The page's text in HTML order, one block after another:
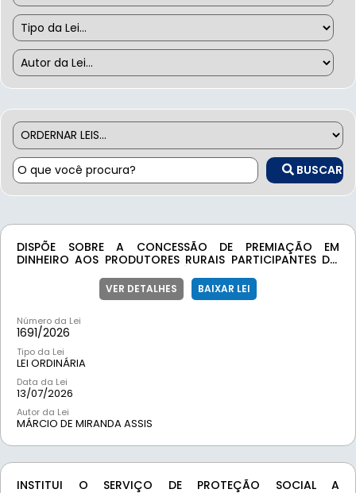
BUSCAR
DISPÕE SOBRE A CONCESSÃO DE PREMIAÇÃO EM
DINHEIRO AOS PRODUTORES RURAIS PARTICIPANTES DO
E DÁ OUTRAS PROVIDÊNCIAS.
VER DETALHES BAIXAR LEI
Número da Lei
1691/2026
Tipo da Lei
LEI ORDINÁRIA
Data da Lei
13/07/2026
Autor da Lei
MÁRCIO DE MIRANDA ASSIS
INSTITUI O SERVIÇO DE PROTEÇÃO SOCIAL A